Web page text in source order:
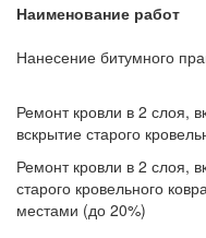
Наименование работ
Нанесение битумного
Ремонт кровли в 2 слоя,
вскрытие старого
Ремонт кровли в 2 слоя,
старого кровельного
местами (до 20%)